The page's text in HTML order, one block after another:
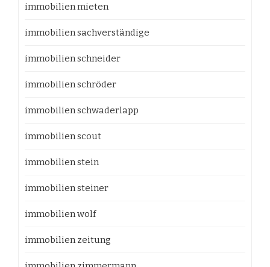
immobilien mieten
immobilien sachverständige
immobilien schneider
immobilien schröder
immobilien schwaderlapp
immobilien scout
immobilien stein
immobilien steiner
immobilien wolf
immobilien zeitung